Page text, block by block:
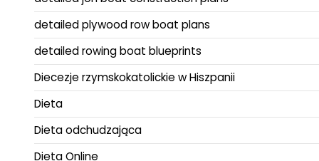
detailed plywood row boat plans
detailed rowing boat blueprints
Diecezje rzymskokatolickie w Hiszpanii
Dieta
Dieta odchudzająca
Dieta Online